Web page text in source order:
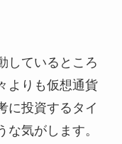
しているところ
よりも仮想通貨
に投資するタイ
な気がします。